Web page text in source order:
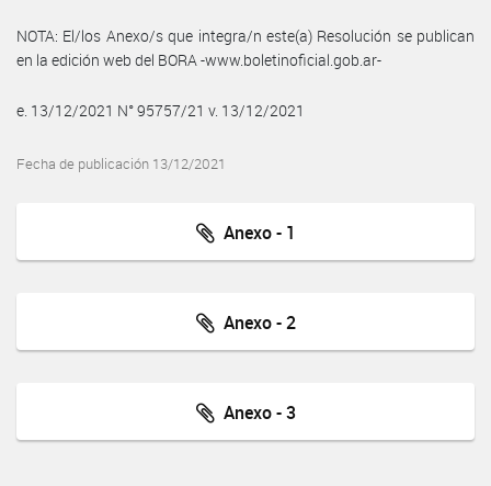
NOTA: El/los Anexo/s que integra/n este(a) Resolución se publican
en la edición web del BORA -www.boletinoficial.gob.ar-
e. 13/12/2021 N° 95757/21 v. 13/12/2021
Fecha de publicación 13/12/2021
Anexo - 1
Anexo - 2
Anexo - 3